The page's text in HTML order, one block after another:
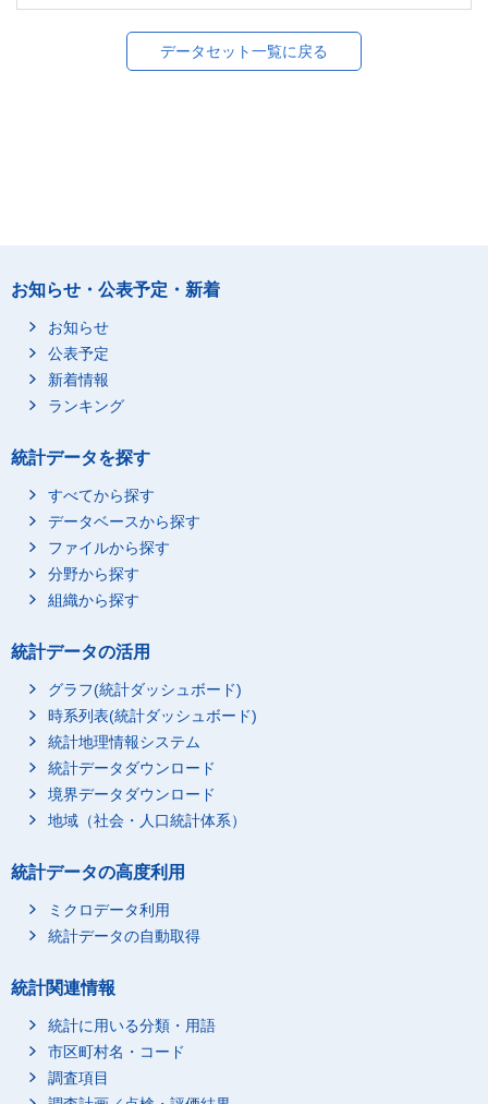
データセット一覧に戻る
お知らせ・公表予定・新着
お知らせ
公表予定
新着情報
ランキング
統計データを探す
すべてから探す
データベースから探す
ファイルから探す
分野から探す
組織から探す
統計データの活用
グラフ(統計ダッシュボード)
時系列表(統計ダッシュボード)
統計地理情報システム
統計データダウンロード
境界データダウンロード
地域（社会・人口統計体系）
統計データの高度利用
ミクロデータ利用
統計データの自動取得
統計関連情報
統計に用いる分類・用語
市区町村名・コード
調査項目